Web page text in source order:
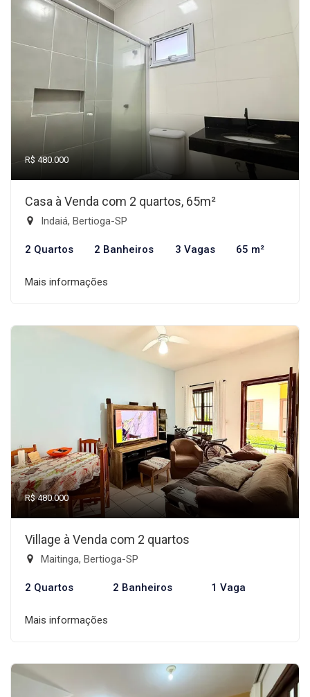
R$ 480.000
Casa à Venda com 2 quartos, 65m²
Indaiá, Bertioga-SP
2 Quartos 2 Banheiros 3 Vagas 65 m²
Mais informações
R$ 480.000
Village à Venda com 2 quartos
Maitinga, Bertioga-SP
2 Quartos 2 Banheiros 1 Vaga
Mais informações